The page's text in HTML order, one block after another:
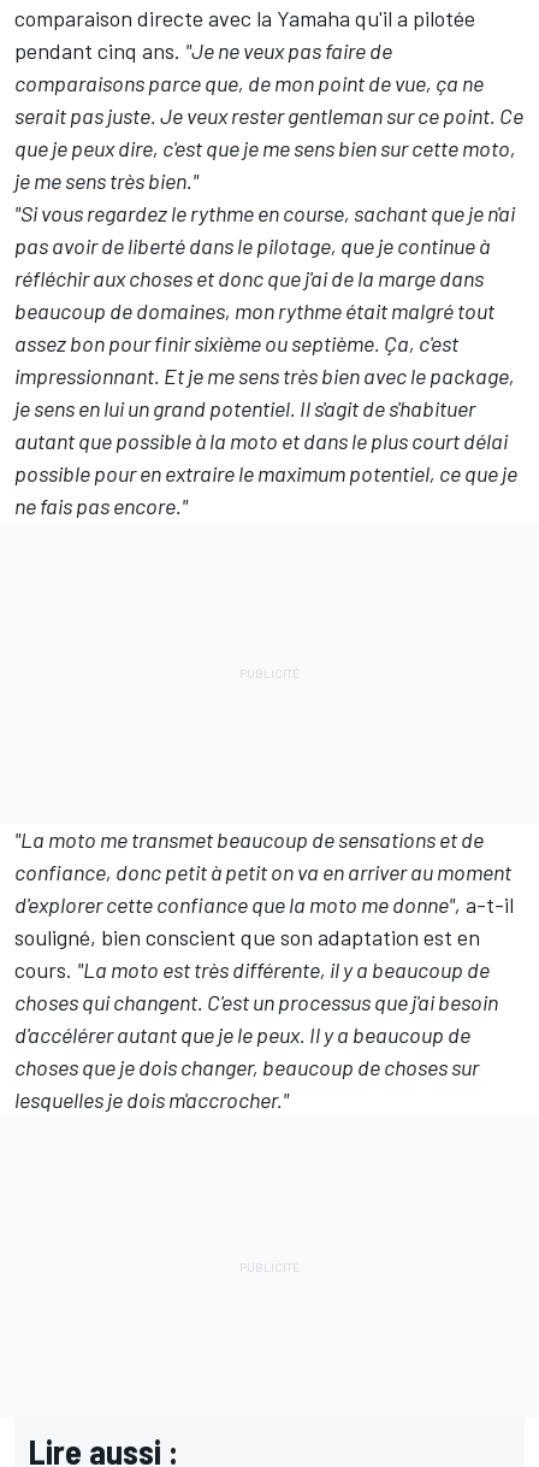
comparaison directe avec la Yamaha qu'il a pilotée
pendant cinq ans. "Je ne veux pas faire de
comparaisons parce que, de mon point de vue, ça ne
serait pas juste. Je veux rester gentleman sur ce point. Ce
que je peux dire, c'est que je me sens bien sur cette moto,
je me sens très bien."
"Si vous regardez le rythme en course, sachant que je n'ai
pas avoir de liberté dans le pilotage, que je continue à
réfléchir aux choses et donc que j'ai de la marge dans
beaucoup de domaines, mon rythme était malgré tout
assez bon pour finir sixième ou septième. Ça, c'est
impressionnant. Et je me sens très bien avec le package,
je sens en lui un grand potentiel. Il s'agit de s'habituer
autant que possible à la moto et dans le plus court délai
possible pour en extraire le maximum potentiel, ce que je
ne fais pas encore."
"La moto me transmet beaucoup de sensations et de
confiance, donc petit à petit on va en arriver au moment
d'explorer cette confiance que la moto me donne", a-t-il
souligné, bien conscient que son adaptation est en
cours. "La moto est très différente, il y a beaucoup de
choses qui changent. C'est un processus que j'ai besoin
d'accélérer autant que je le peux. Il y a beaucoup de
choses que je dois changer, beaucoup de choses sur
lesquelles je dois m'accrocher."
Lire aussi :